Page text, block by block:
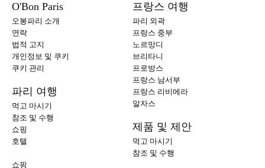
O'Bon Paris
오봉파리 소개
연락
법적 고지
개인정보 및 쿠키
쿠키 관리
파리 여행
먹고 마시기
참조 및 수행
쇼핑
호텔
프랑스 여행
파리 외곽
프랑스 중부
노르망디
브리타니
프로방스
프랑스 남서부
프랑스 리비에라
알자스
제품 및 제안
먹고 마시기
참조 및 수행
쇼핑